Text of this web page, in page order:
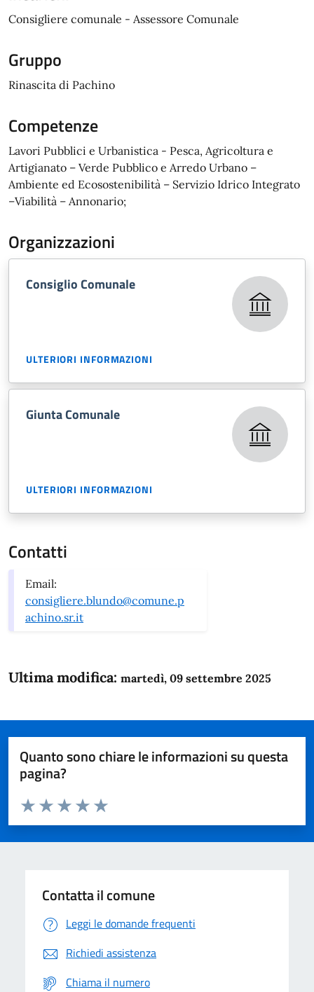
Consigliere comunale - Assessore Comunale
Gruppo
Rinascita di Pachino
Competenze
Lavori Pubblici e Urbanistica - Pesca, Agricoltura e
Artigianato – Verde Pubblico e Arredo Urbano –
Ambiente ed Ecosostenibilità – Servizio Idrico Integrato
–Viabilità – Annonario;
Organizzazioni
Consiglio Comunale
ULTERIORI INFORMAZIONI
Giunta Comunale
ULTERIORI INFORMAZIONI
Contatti
Email:
consigliere.blundo@comune.p
achino.sr.it
Ultima modifica: martedì, 09 settembre 2025
Quanto sono chiare le informazioni su questa
pagina?
Domanda
Valuta da 1 a 5 stelle la pagina
Valuta 5 stelle su 5
Valuta 4 stelle su 5
Valuta 3 stelle su 5
Valuta 2 stelle su 5
Valuta 1 stelle su 5
Contatta il comune
Leggi le domande frequenti
Richiedi assistenza
Chiama il numero